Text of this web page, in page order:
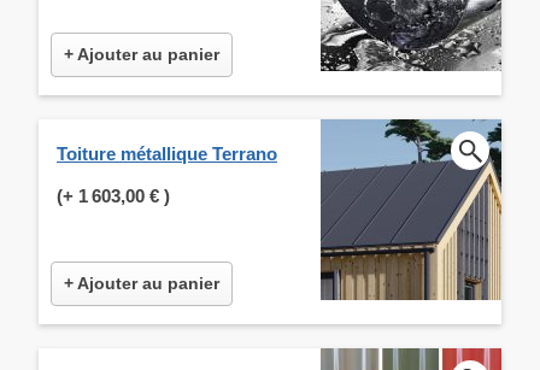
+ Ajouter au panier
Toiture métallique Terrano
(+ 1 603,00 € )
+ Ajouter au panier